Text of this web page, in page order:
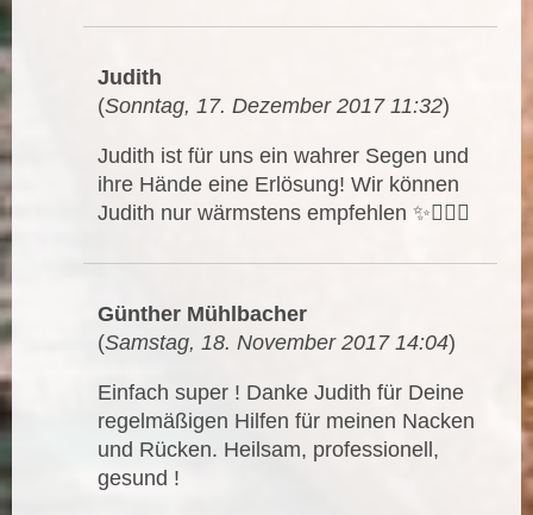
Judith
(Sonntag, 17. Dezember 2017 11:32)
Judith ist für uns ein wahrer Segen und
ihre Hände eine Erlösung! Wir können
Judith nur wärmstens empfehlen ✨👍🏼🌸
Günther Mühlbacher
(Samstag, 18. November 2017 14:04)
Einfach super ! Danke Judith für Deine
regelmäßigen Hilfen für meinen Nacken
und Rücken. Heilsam, professionell,
gesund !